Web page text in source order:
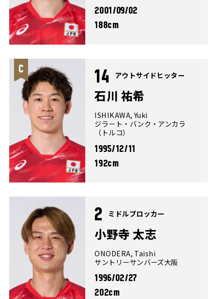
2001/09/02
188cm
14 アウトサイドヒッター
石川 祐希
ISHIKAWA, Yuki
ジラート・バンク・アンカラ
（トルコ）
1995/12/11
192cm
2 ミドルブロッカー
小野寺 太志
ONODERA, Taishi
サントリーサンバーズ大阪
1996/02/27
202cm